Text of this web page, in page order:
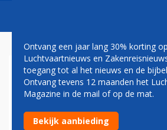
BOEING 757 VAN
VERLIEST WIEL
VERTREK
Ontvang een jaar lang 30% korting
Luchtvaartnieuws en
toegang tot al het nieuws en de
Ontvang tevens 12 maanden het
Magazine in de mail of op de mat.
Bekijk aanbieding